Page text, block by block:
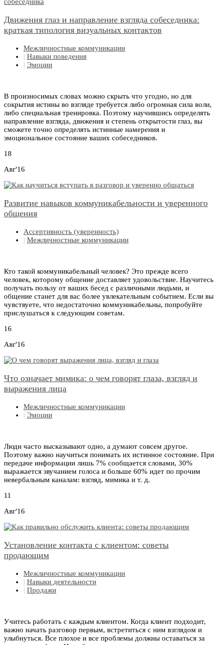
Движения глаз и направление взгляда собеседника:
краткая типология визуальных контактов
Межличностные коммуникации
| Навыки поведения
| Эмоции
В произносимых словах можно скрыть что угодно, но для
сокрытия истины во взгляде требуется либо огромная сила воли,
либо специальная тренировка. Поэтому научившись определять
направление взгляда, движения и степень открытости глаз, вы
сможете точно определять истинные намерения и
эмоциональное состояние ваших собеседников.
18
Авг'16
Развитие навыков коммуникабельности и уверенного
общения
Ассертивность (уверенность)
| Межличностные коммуникации
Кто такой коммуникабельный человек? Это прежде всего
человек, которому общение доставляет удовольствие. Научитесь
получать пользу от ваших бесед с различными людьми, и
общение станет для вас более увлекательным событием. Если вы
чувствуете, что недостаточно коммуникабельны, попробуйте
прислушаться к следующим советам.
16
Авг'16
Что означает мимика: о чем говорят глаза, взгляд и
выражения лица
Межличностные коммуникации
| Эмоции
Люди часто высказывают одно, а думают совсем другое.
Поэтому важно научиться понимать их истинное состояние. При
передаче информации лишь 7% сообщается словами, 30%
выражается звучанием голоса и больше 60% идет по прочим
невербальным каналам: взгляд, мимика и т. д.
11
Авг'16
Установление контакта с клиентом: советы
продающим
Межличностные коммуникации
| Навыки деятельности
| Продажи
Учитесь работать с каждым клиентом. Когда клиент подходит,
важно начать разговор первым, встретиться с ним взглядом и
улыбнуться. Все плохое и все проблемы должны оставаться за